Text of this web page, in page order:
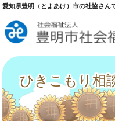
愛知県豊明（とよあけ）市の社協さん
ひきこもり相